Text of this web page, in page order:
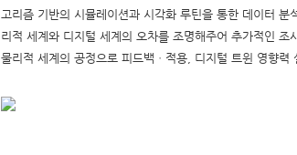
고리즘 기반의 시뮬레이션과 시각화 루틴을 통한 데이터
리적 세계와 디지털 세계의 오차를 조명해주어 추가적인
물리적 세계의 공정으로 피드백ㆍ적용, 디지털 트윈 영향력